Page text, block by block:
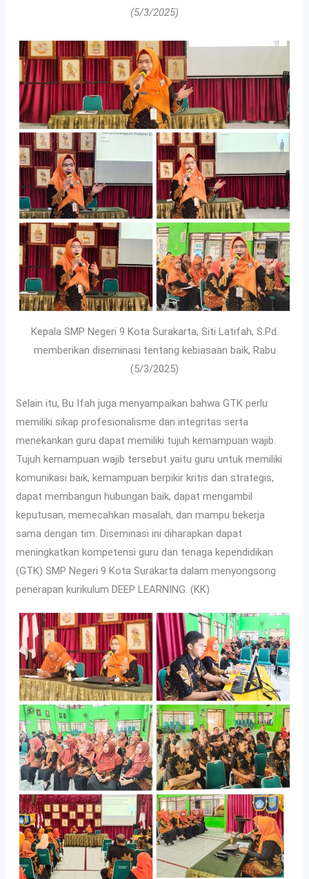
(5/3/2025)
Kepala SMP Negeri 9 Kota Surakarta, Siti Latifah, S.Pd.
memberikan diseminasi tentang kebiasaan baik, Rabu
(5/3/2025)
Selain itu, Bu Ifah juga menyampaikan bahwa GTK perlu
memiliki sikap profesionalisme dan integritas serta
menekankan guru dapat memiliki tujuh kemampuan wajib.
Tujuh kemampuan wajib tersebut yaitu guru untuk memiliki
komunikasi baik, kemampuan berpikir kritis dan strategis,
dapat membangun hubungan baik, dapat mengambil
keputusan, memecahkan masalah, dan mampu bekerja
sama dengan tim. Diseminasi ini diharapkan dapat
meningkatkan kompetensi guru dan tenaga kependidikan
(GTK) SMP Negeri 9 Kota Surakarta dalam menyongsong
penerapan kurikulum DEEP LEARNING. (KK)